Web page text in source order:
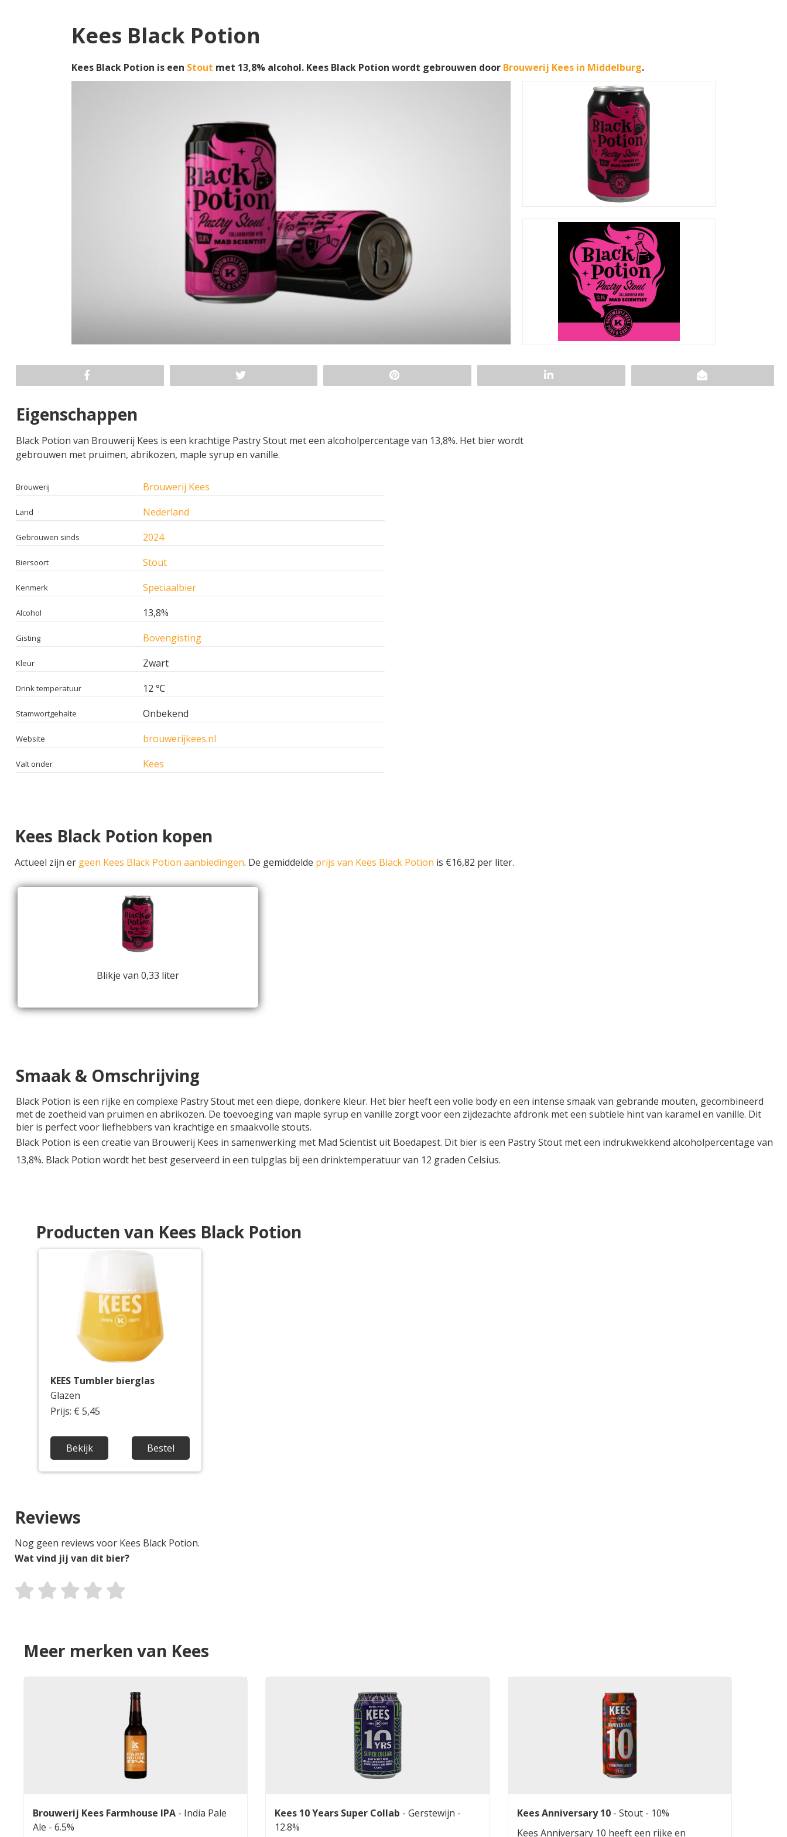
Kees Black Potion
Kees Black Potion is een Stout met 13,8% alcohol. Kees Black Potion wordt gebrouwen door Brouwerij Kees in Middelburg.
Eigenschappen
Black Potion van Brouwerij Kees is een krachtige Pastry Stout met een alcoholpercentage van 13,8%. Het bier wordt
gebrouwen met pruimen, abrikozen, maple syrup en vanille.
Brouwerij Brouwerij Kees
Land Nederland
Gebrouwen sinds 2024
Biersoort Stout
Kenmerk Speciaalbier
Alcohol 13,8%
Gisting Bovengisting
Kleur Zwart
Drink temperatuur 12 ℃
Stamwortgehalte Onbekend
Website brouwerijkees.nl
Valt onder Kees
Kees Black Potion kopen
Actueel zijn er geen Kees Black Potion aanbiedingen. De gemiddelde prijs van Kees Black Potion is €16,82 per liter.
Blikje van 0,33 liter
Smaak & Omschrijving
Black Potion is een rijke en complexe Pastry Stout met een diepe, donkere kleur. Het bier heeft een volle body en een intense smaak van gebrande mouten, gecombineerd
met de zoetheid van pruimen en abrikozen. De toevoeging van maple syrup en vanille zorgt voor een zijdezachte afdronk met een subtiele hint van karamel en vanille. Dit
bier is perfect voor liefhebbers van krachtige en smaakvolle stouts.
Black Potion is een creatie van Brouwerij Kees in samenwerking met Mad Scientist uit Boedapest. Dit bier is een Pastry Stout met een indrukwekkend alcoholpercentage van
13,8%. Black Potion wordt het best geserveerd in een tulpglas bij een drinktemperatuur van 12 graden Celsius.
Producten van Kees Black Potion
KEES Tumbler bierglas
Glazen
Prijs: € 5,45
Bekijk Bestel
Reviews
Nog geen reviews voor Kees Black Potion.
Wat vind jij van dit bier?
Meer merken van Kees
Brouwerij Kees Farmhouse IPA - India Pale
Ale - 6.5%
Kees 10 Years Super Collab -Gerstewijn -
12.8%
Kees Anniversary 10 - Stout - 10%
Kees Anniversary 10 heeft een rijke en